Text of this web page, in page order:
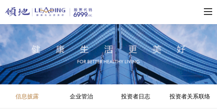
信息披露 企业管治 投资者日志 投资者关系联络